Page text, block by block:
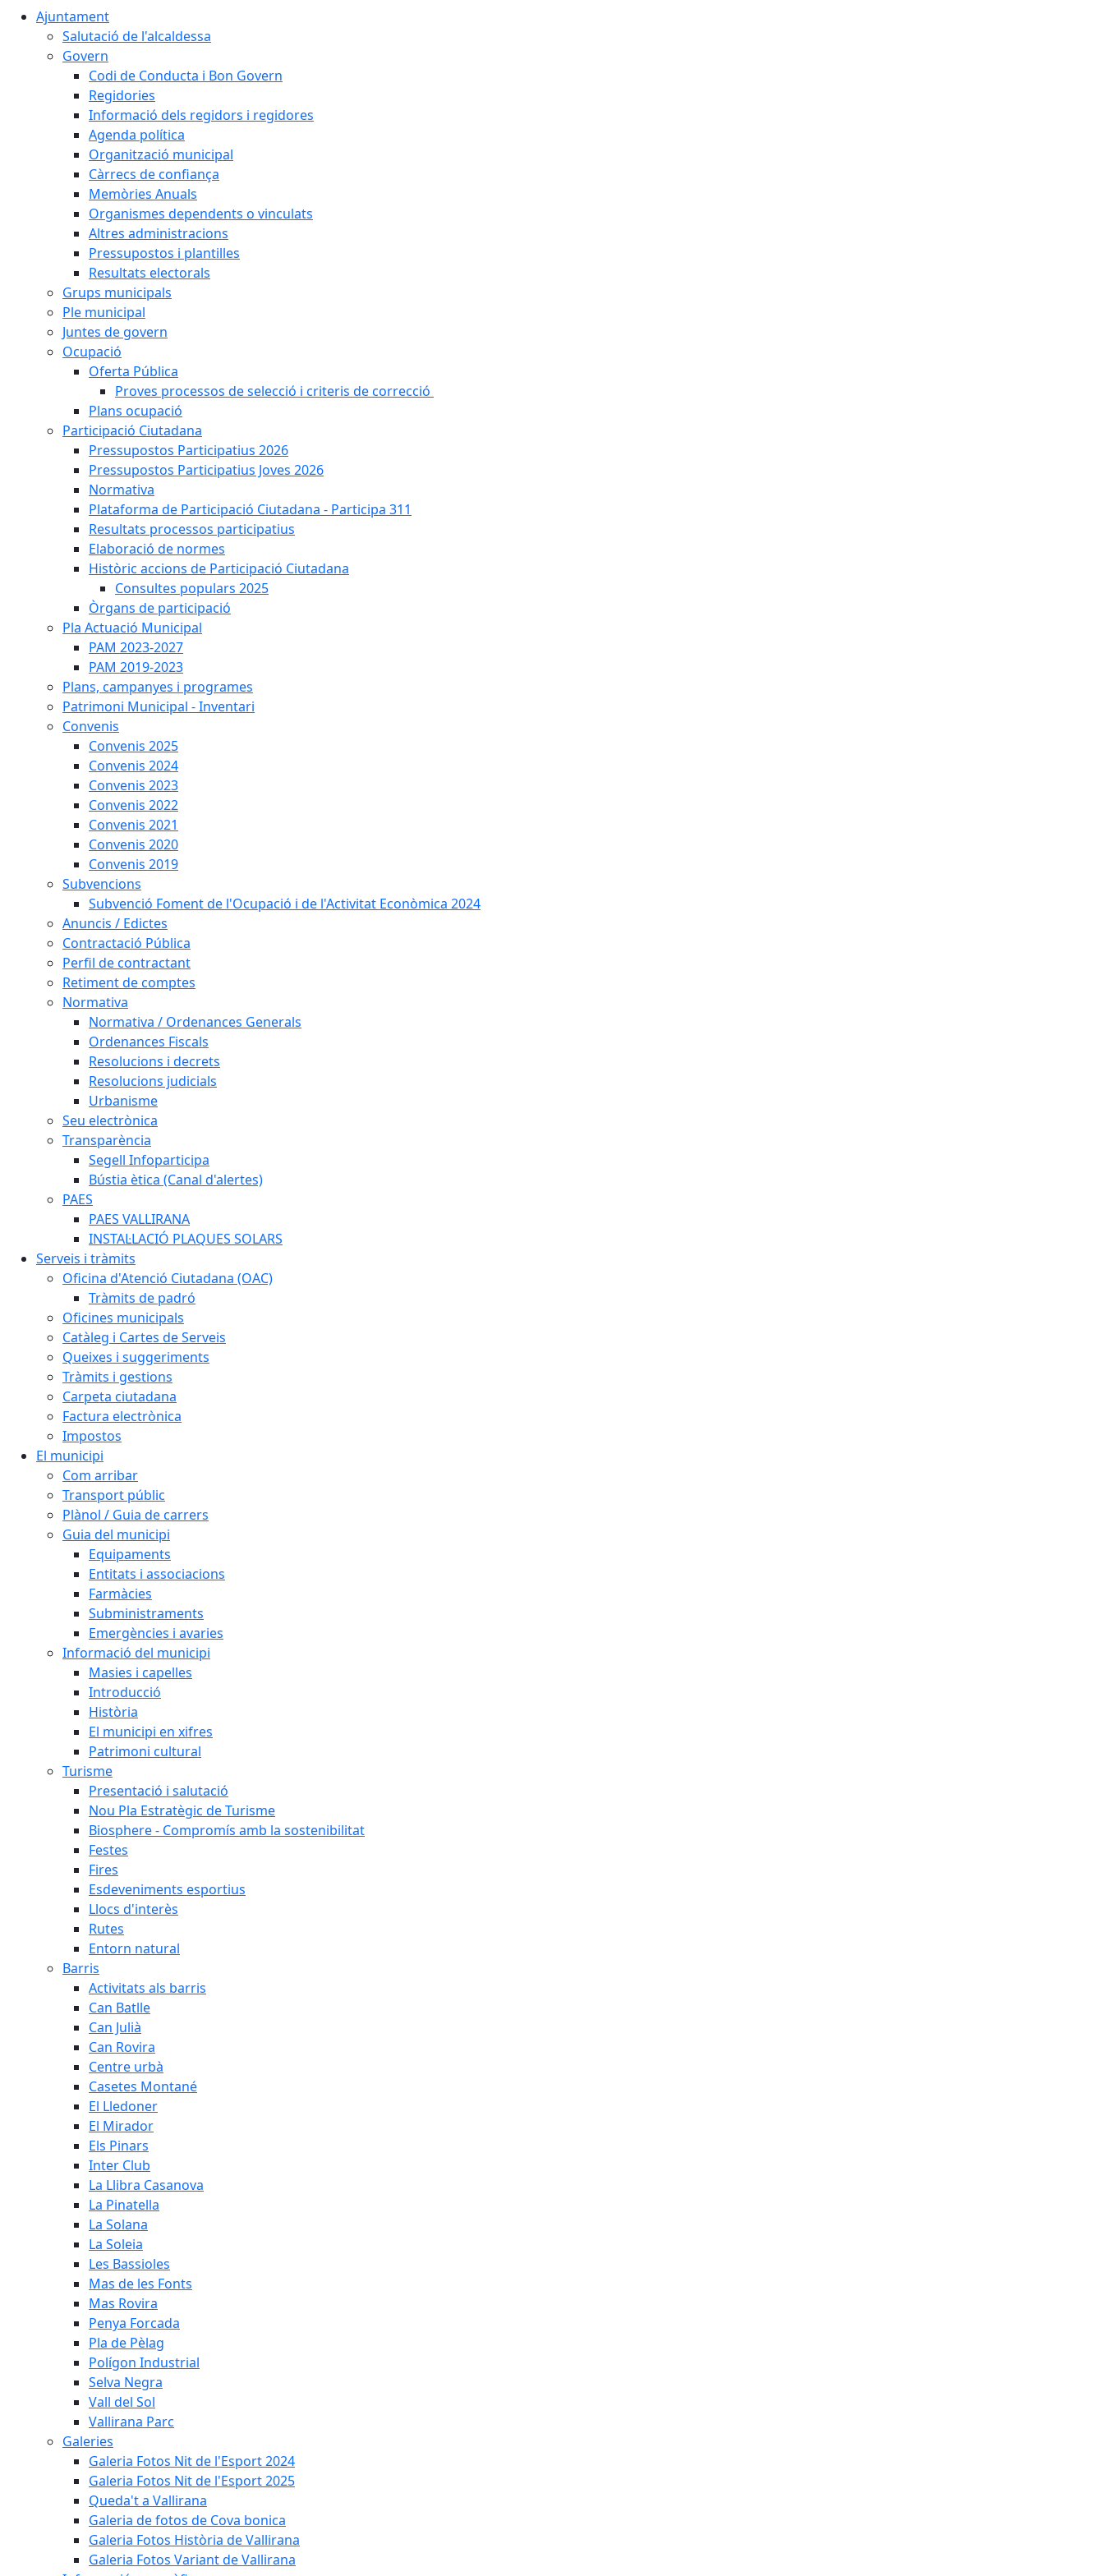
Ajuntament
Salutació de l'alcaldessa
Govern
Codi de Conducta i Bon Govern
Regidories
Informació dels regidors i regidores
Agenda política
Organització municipal
Càrrecs de confiança
Memòries Anuals
Organismes dependents o vinculats
Altres administracions
Pressupostos i plantilles
Resultats electorals
Grups municipals
Ple municipal
Juntes de govern
Ocupació
Oferta Pública
Proves processos de selecció i criteris de correcció
Plans ocupació
Participació Ciutadana
Pressupostos Participatius 2026
Pressupostos Participatius Joves 2026
Normativa
Plataforma de Participació Ciutadana - Participa 311
Resultats processos participatius
Elaboració de normes
Històric accions de Participació Ciutadana
Consultes populars 2025
Òrgans de participació
Pla Actuació Municipal
PAM 2023-2027
PAM 2019-2023
Plans, campanyes i programes
Patrimoni Municipal - Inventari
Convenis
Convenis 2025
Convenis 2024
Convenis 2023
Convenis 2022
Convenis 2021
Convenis 2020
Convenis 2019
Subvencions
Subvenció Foment de l'Ocupació i de l'Activitat Econòmica 2024
Anuncis / Edictes
Contractació Pública
Perfil de contractant
Retiment de comptes
Normativa
Normativa / Ordenances Generals
Ordenances Fiscals
Resolucions i decrets
Resolucions judicials
Urbanisme
Seu electrònica
Transparència
Segell Infoparticipa
Bústia ètica (Canal d'alertes)
PAES
PAES VALLIRANA
INSTAL·LACIÓ PLAQUES SOLARS
Serveis i tràmits
Oficina d'Atenció Ciutadana (OAC)
Tràmits de padró
Oficines municipals
Catàleg i Cartes de Serveis
Queixes i suggeriments
Tràmits i gestions
Carpeta ciutadana
Factura electrònica
Impostos
El municipi
Com arribar
Transport públic
Plànol / Guia de carrers
Guia del municipi
Equipaments
Entitats i associacions
Farmàcies
Subministraments
Emergències i avaries
Informació del municipi
Masies i capelles
Introducció
Història
El municipi en xifres
Patrimoni cultural
Turisme
Presentació i salutació
Nou Pla Estratègic de Turisme
Biosphere - Compromís amb la sostenibilitat
Festes
Fires
Esdeveniments esportius
Llocs d'interès
Rutes
Entorn natural
Barris
Activitats als barris
Can Batlle
Can Julià
Can Rovira
Centre urbà
Casetes Montané
El Lledoner
El Mirador
Els Pinars
Inter Club
La Llibra Casanova
La Pinatella
La Solana
La Soleia
Les Bassioles
Mas de les Fonts
Mas Rovira
Penya Forcada
Pla de Pèlag
Polígon Industrial
Selva Negra
Vall del Sol
Vallirana Parc
Galeries
Galeria Fotos Nit de l'Esport 2024
Galeria Fotos Nit de l'Esport 2025
Queda't a Vallirana
Galeria de fotos de Cova bonica
Galeria Fotos Història de Vallirana
Galeria Fotos Variant de Vallirana